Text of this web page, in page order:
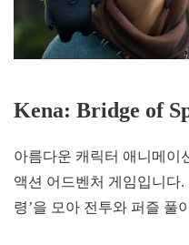
Kena: Bridge of
아름다운 캐릭터 애니메이
액션 어드벤처 게임입니다.
령’을 모아 전투와 퍼즐 풀